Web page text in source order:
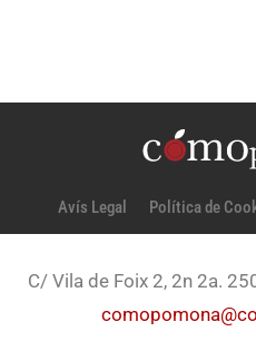
Avís Legal Política de
C/ Vila de Foix 2, 2n 2a.